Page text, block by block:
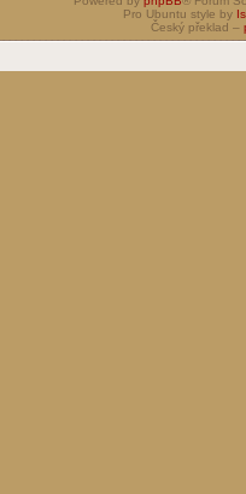
Pro Ubuntu style by
Český překlad –